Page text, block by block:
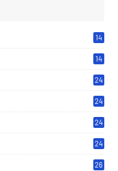
14
14
24
24
24
24
26